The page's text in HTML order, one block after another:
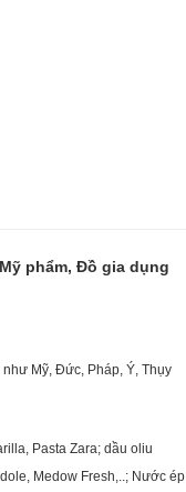
phẩm, Đồ gia dụng
Mỹ, Đức, Pháp, Ý, Thụy
Pasta Zara; dầu oliu
Medow Fresh,..; Nước ép